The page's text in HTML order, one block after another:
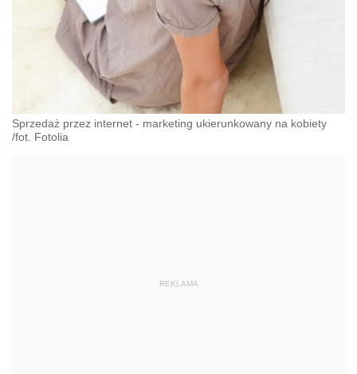
Sprzedaż przez internet - marketing ukierunkowany na kobiety
/fot. Fotolia